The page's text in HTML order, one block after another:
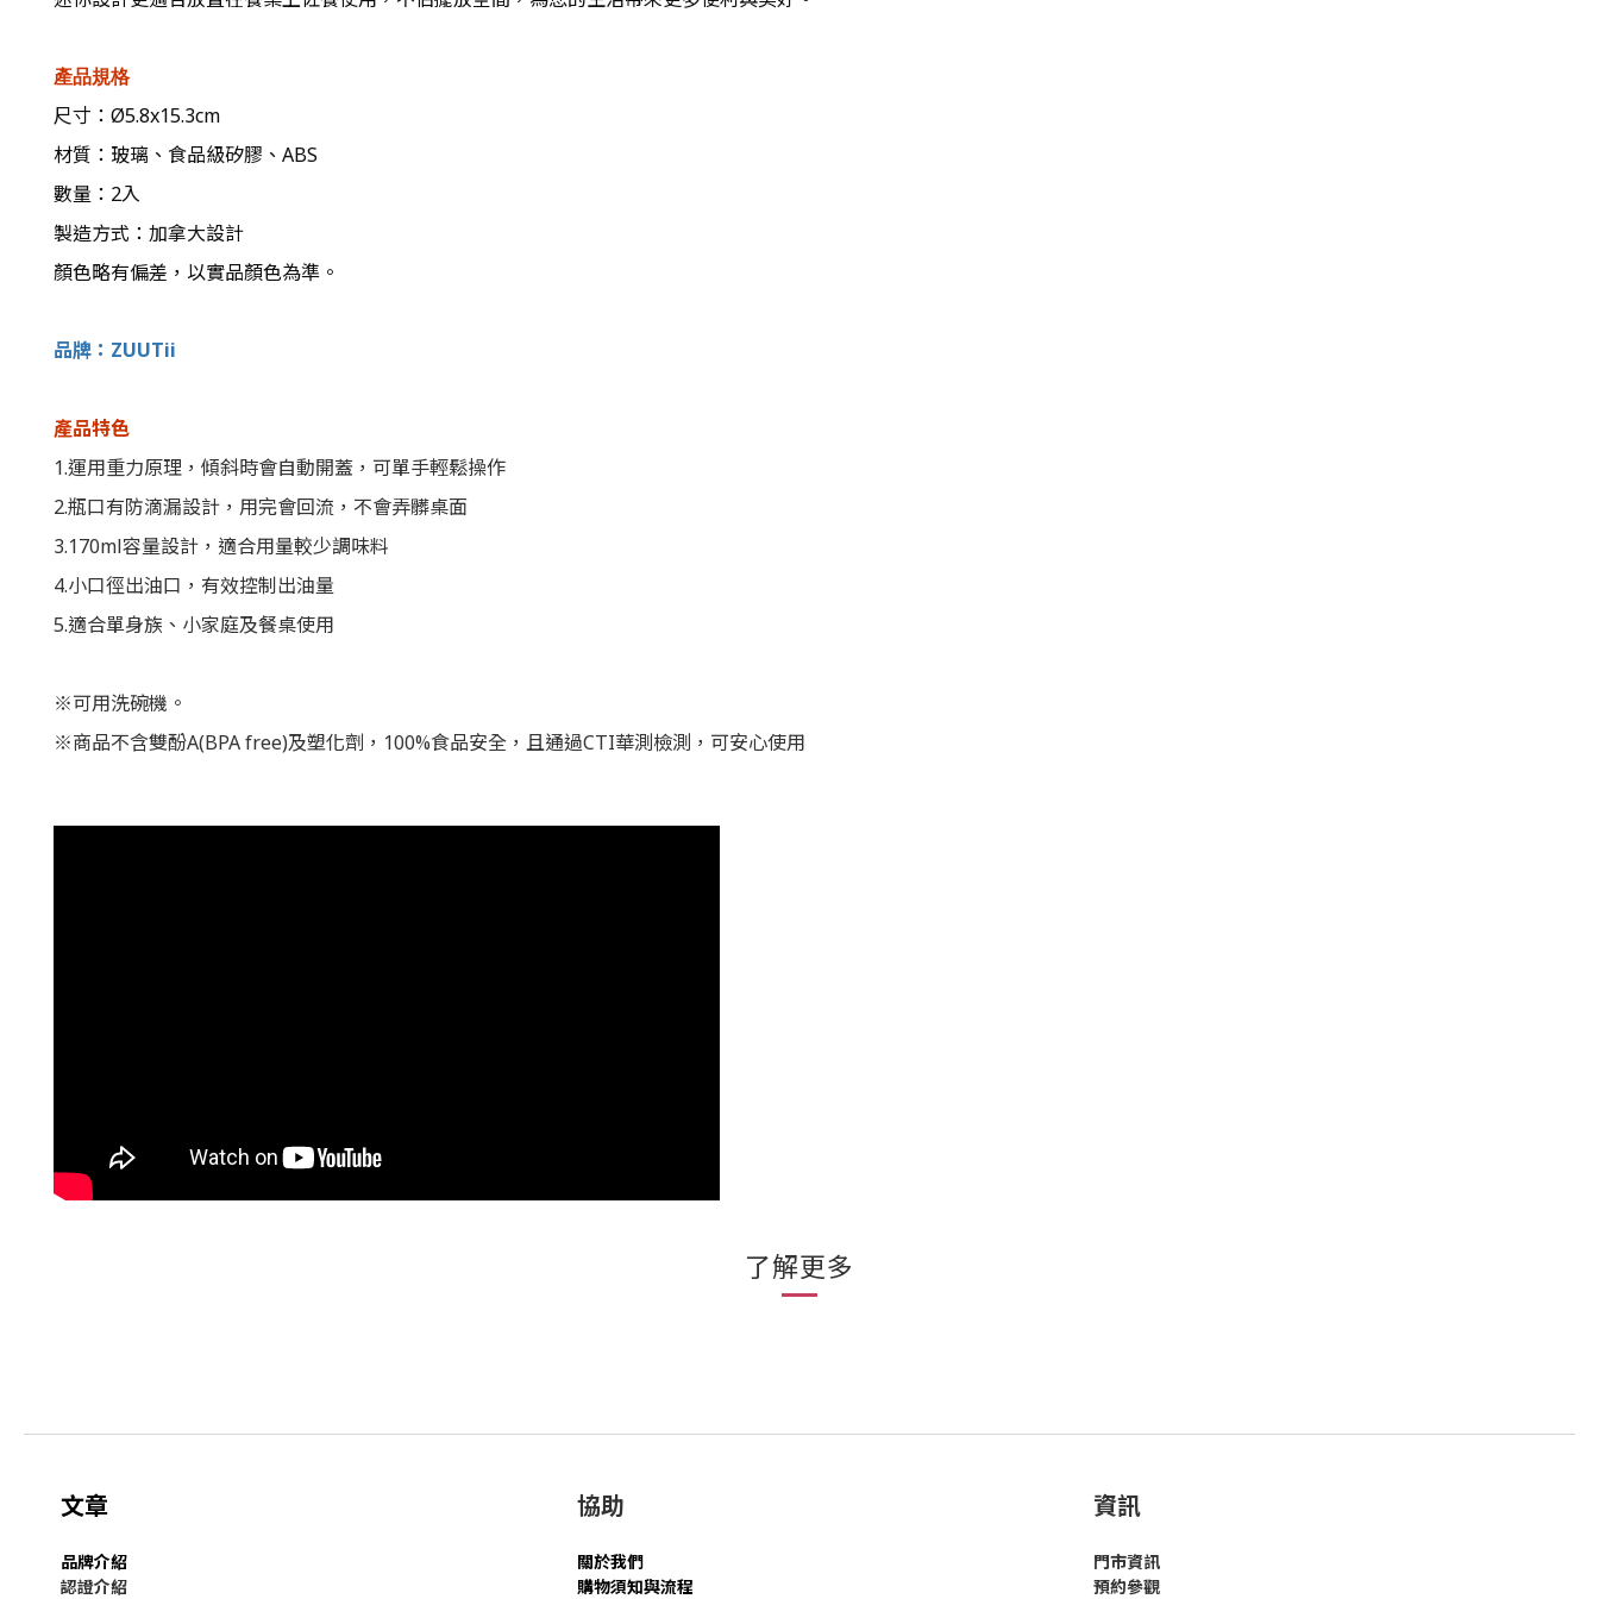
產品規格
尺寸：Ø5.8x15.3cm
材質：玻璃、食品級矽膠、ABS
數量：2入
製造方式：加拿大設計
顏色略有偏差，以實品顏色為準。
品牌：ZUUTii
產品特色
1.運用重力原理，傾斜時會自動開蓋，可單手輕鬆操作
2.瓶口有防滴漏設計，用完會回流，不會弄髒桌面
3.170ml容量設計，適合用量較少調味料
4.小口徑出油口，有效控制出油量
5.適合單身族、小家庭及餐桌使用
※可用洗碗機。
※商品不含雙酚A(BPA free)及塑化劑，100%食品安全，且通過CTI華測檢測，可安心使用
了解更多
文章
品牌介紹
認證介紹
協助
關於我們
購物須知與流程
資訊
門市資訊
預約參觀